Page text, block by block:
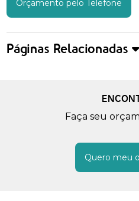
Orçamento pelo Telefone
Páginas Relacionadas
Faça seu
Quero meu